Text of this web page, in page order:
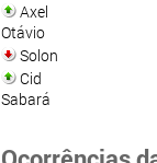
Axel
Otávio
Solon
Cid
Sabará